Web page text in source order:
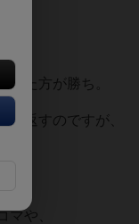
てた方が勝ち。
り返すのですが、
ソ。
マや、